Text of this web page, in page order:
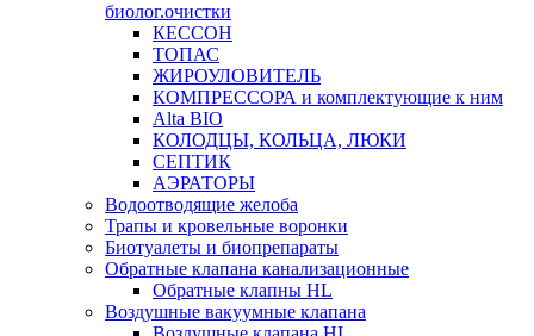
биолог.очистки
КЕССОН
ТОПАС
ЖИРОУЛОВИТЕЛЬ
КОМПРЕССОРА и комплектующие к ним
Alta BIO
КОЛОДЦЫ, КОЛЬЦА, ЛЮКИ
СЕПТИК
АЭРАТОРЫ
Водоотводящие желоба
Трапы и кровельные воронки
Биотуалеты и биопрепараты
Обратные клапана канализационные
Обратные клапны HL
Воздушные вакуумные клапана